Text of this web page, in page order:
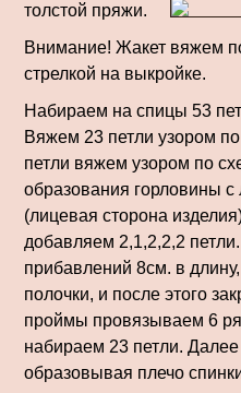
толстой пряжи.
Внимание! Жакет вяжем
стрелкой на выкройке.
Набираем на спицы 53
Вяжем 23 петли узором
петли вяжем узором по
образования горловины
(лицевая сторона
добавляем 2,1,2,2,2
прибавлений 8см. в
полочки, и после этого
проймы провязываем 6
набираем 23 петли.
образовывая плечо